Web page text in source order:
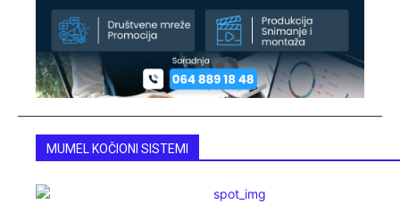
MUMEL KOČIONI SISTEMI